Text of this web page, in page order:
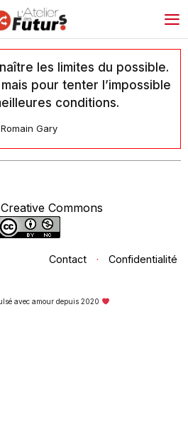
les limites du possible.
pour tenter l’impossible
conditions.
Romain Gary
Commons
Contact · Confidentialité
avec amour depuis 2020